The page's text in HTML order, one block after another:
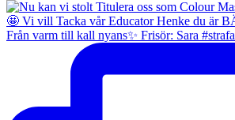
Från varm till kall nyans✨ Frisör: Sara #strafa